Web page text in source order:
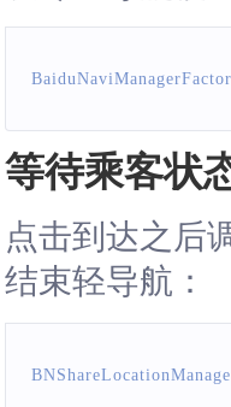
等待乘客状
点击到达之后
结束轻导航：